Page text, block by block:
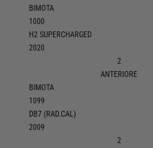
BIMOTA
1000
H2 SUPERCHARGED
2020
2
ANTERIORE
BIMOTA
1099
DB7 (RAD.CAL)
2009
2